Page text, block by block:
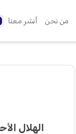
من نحن أنشر معنا
الهلال